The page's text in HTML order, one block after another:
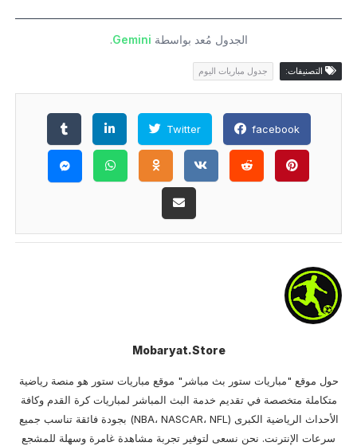
الجدول مُعد بواسطة Gemini
.
التصنيفات: جدول مباريات اليوم
facebook
Twitter
Mobaryat.store
حول موقع "مباريات ستور بث مباشر" موقع مباريات ستور هو منصة رياضية
متكاملة متخصصة في تقديم خدمة البث المباشر لمباريات كرة القدم وكافة
الأحداث الرياضية الكبرى (NBA، NASCAR، NFL) بجودة فائقة تناسب جميع
سرعات الإنترنت. نحن نسعى لتوفير تجربة مشاهدة غامرة وسهلة للمشجع